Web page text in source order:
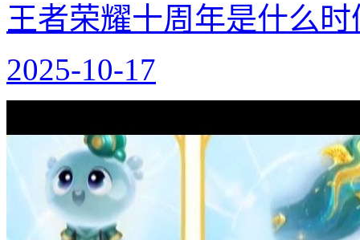
王者荣耀十周年是什么
2025-10-17